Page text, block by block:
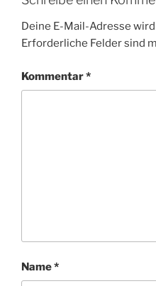
Deine E-Mail-Adresse
Erforderliche Felder sind
Kommentar*
Name*